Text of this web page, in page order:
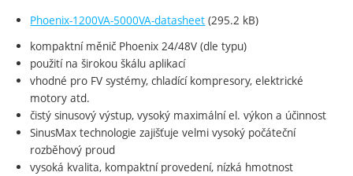
Phoenix-1200VA-5000VA-datasheet (295.2 kB)
kompaktní měnič Phoenix 24/48V (dle typu)
použití na širokou škálu aplikací
vhodné pro FV systémy, chladící kompresory, elektrické
motory atd.
čistý sinusový výstup, vysoký maximální el. výkon a účinnost
SinusMax technologie zajišťuje velmi vysoký počáteční
rozběhový proud
vysoká kvalita, kompaktní provedení, nízká hmotnost